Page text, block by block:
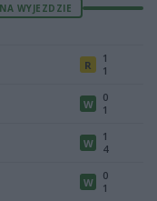
WYJEZDZIE
R
1
1
W
0
1
W
1
4
W
0
1